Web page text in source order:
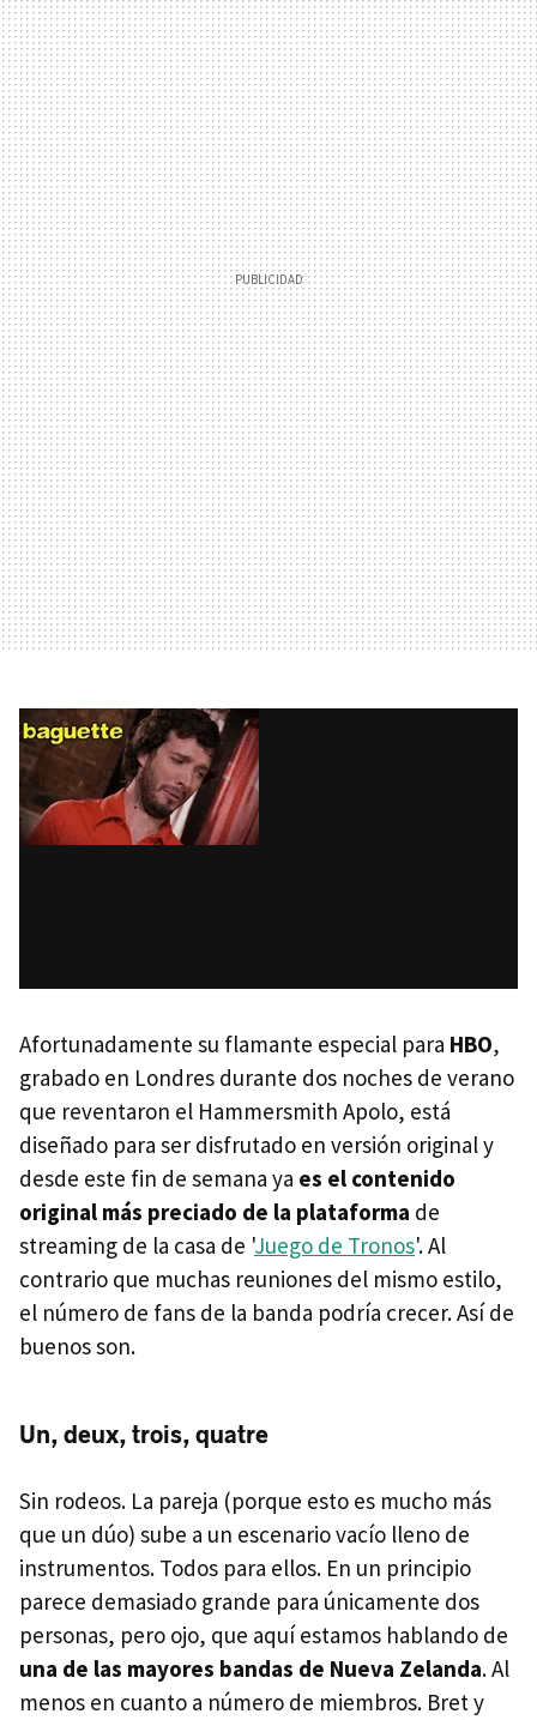
Afortunadamente su flamante especial para HBO,
grabado en Londres durante dos noches de verano
que reventaron el Hammersmith Apolo, está
diseñado para ser disfrutado en versión original y
desde este fin de semana ya es el contenido
original más preciado de la plataforma de
streaming de la casa de 'Juego de Tronos'. Al
contrario que muchas reuniones del mismo estilo,
el número de fans de la banda podría crecer. Así de
buenos son.
Un, deux, trois, quatre
Sin rodeos. La pareja (porque esto es mucho más
que un dúo) sube a un escenario vacío lleno de
instrumentos. Todos para ellos. En un principio
parece demasiado grande para únicamente dos
personas, pero ojo, que aquí estamos hablando de
una de las mayores bandas de Nueva Zelanda. Al
menos en cuanto a número de miembros. Bret y